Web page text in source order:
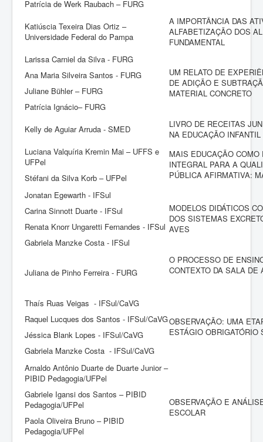
Patrícia de Werk Raubach – FURG
Katiúscia Texeira Dias Ortiz –
Universidade Federal do Pampa
A IMPORTÂNCIA DAS
ALFABETIZAÇÃO DOS
FUNDAMENTAL
Larissa Carniel da Silva - FURG
Ana Maria Silveira Santos - FURG
Juliane Bühler – FURG
Patrícia Ignácio– FURG
UM RELATO DE
DE ADIÇÃO E
MATERIAL CONCRETO
Kelly de Aguiar Arruda - SMED
LIVRO DE RECEITAS
NA EDUCAÇÃO INFANTIL
Luciana Valquíria Kremin Mai – UFFS e
UFPel
Stéfani da Silva Korb – UFPel
MAIS EDUCAÇÃO
INTEGRAL PARA A
PÚBLICA AFIRMATIVA:
Jonatan Egewarth - IFSul
Carina Sinnott Duarte - IFSul
Renata Knorr Ungaretti Fernandes - IFSul
Gabriela Manzke Costa - IFSul
MODELOS DIDÁTICOS
DOS SISTEMAS
AVES
Juliana de Pinho Ferreira - FURG
O PROCESSO DE
CONTEXTO DA SALA DE
Thaís Ruas Veigas - IFSul/CaVG
Raquel Lucques dos Santos - IFSul/CaVG
Jéssica Blank Lopes - IFSul/CaVG
Gabriela Manzke Costa - IFSul/CaVG
OBSERVAÇÃO: UMA
ESTÁGIO OBRIGATÓRIO
Arnaldo Antônio Duarte de Duarte Junior –
PIBID Pedagogia/UFPel
Gabriele Igansi dos Santos – PIBID
Pedagogia/UFPel
Paola Oliveira Bruno – PIBID
Pedagogia/UFPel
OBSERVAÇÃO E
ESCOLAR